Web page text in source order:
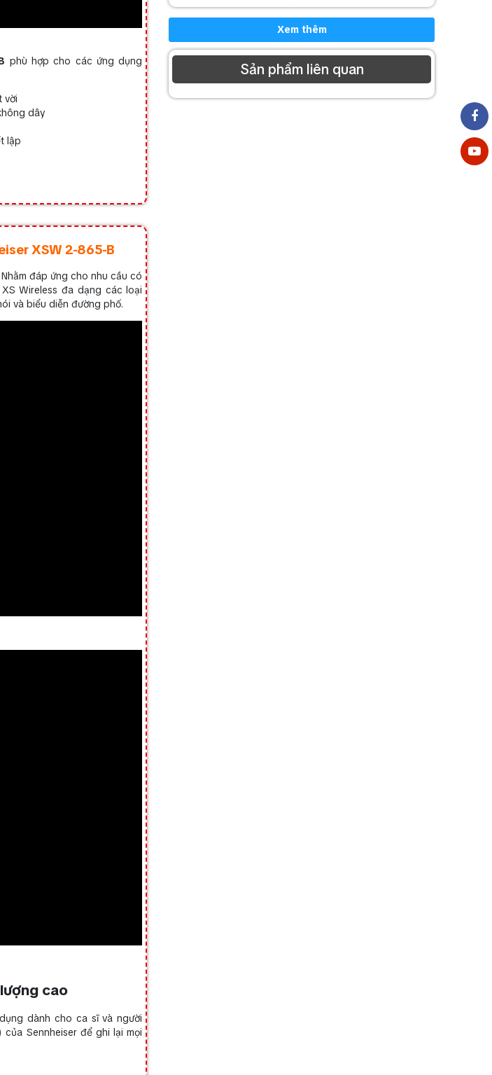
phù hợp cho các ứng dụng
vời
dây
lập
XSW 2-865-B
đáp ứng cho nhu cầu có
Wireless đa dạng các loại
và biểu diễn đường phố.
cao
dành cho ca sĩ và người
Sennheiser để ghi lại mọi
MHz
K: 925-937,5 MHz
Xem thêm
Sản phẩm liên quan